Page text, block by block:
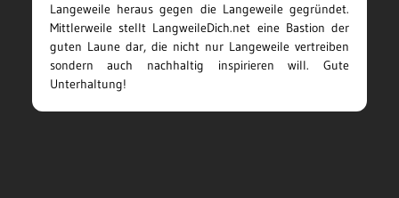
Langeweile heraus gegen die Langeweile gegründet.
Mittlerweile stellt LangweileDich.net eine Bastion der
guten Laune dar, die nicht nur Langeweile vertreiben
sondern auch nachhaltig inspirieren will. Gute
Unterhaltung!